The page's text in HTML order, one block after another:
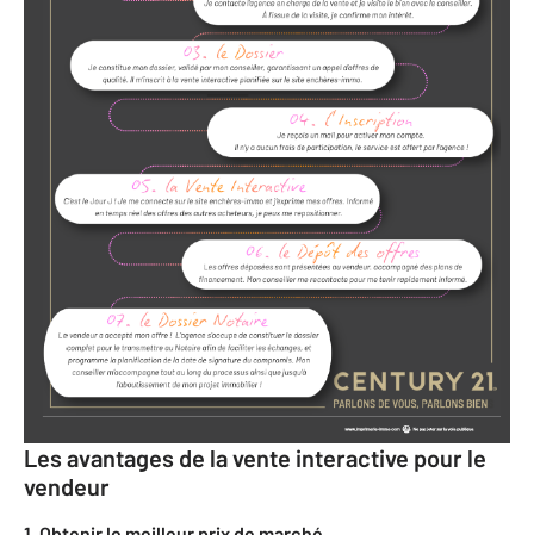
Les avantages de la vente interactive pour le
vendeur